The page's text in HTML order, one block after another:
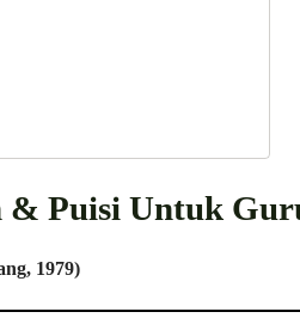
& Puisi Untuk
1979)